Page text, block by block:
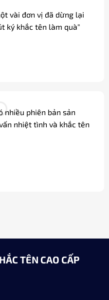
vài đơn vị đã dừng lại
ký khắc tên làm quà"
nhiều phiên bản sản
nhiệt tình và khắc tên
TÊN CAO CẤP